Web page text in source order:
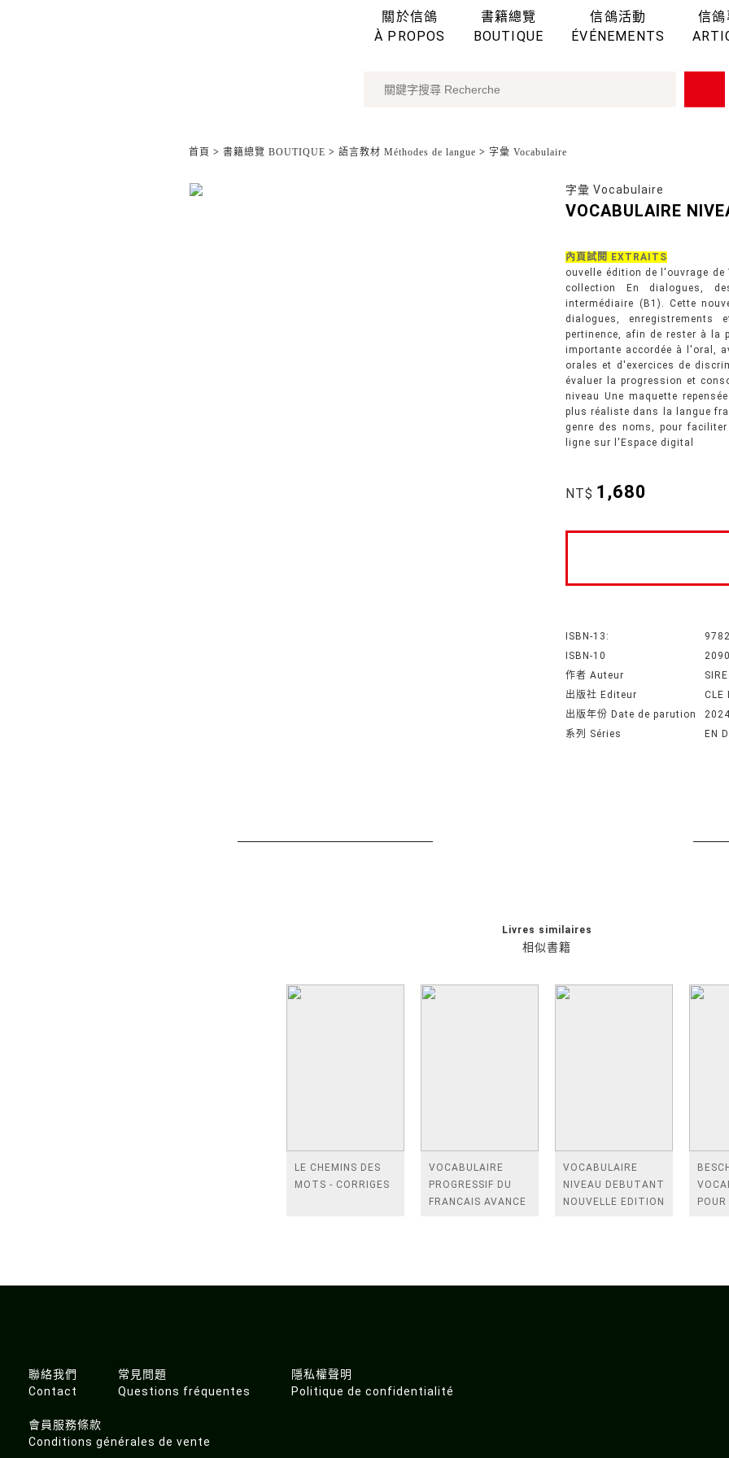
關於信鴿
À PROPOS
書籍總覽
BOUTIQUE
信鴿活動
ÉVÉNEMENTS
信鴿
首頁 > 書籍總覽 BOUTIQUE > 語言教材 Méthodes de langue > 字彙 Vocabulaire
字彙 Vocabulaire
VOCABULAIRE
內頁試閱 EXTRAITS
ouvelle édition de l'ouvrage
collection En dialogues,
intermédiaire (B1). Cette
dialogues, enregistrements
pertinence, afin de rester à la
importante accordée à l'oral,
orales et d'exercices de
évaluer la progression et
niveau Une maquette
plus réaliste dans la langue
genre des noms, pour
ligne sur l'Espace digital
NT$ 1,680
ISBN-13:
ISBN-10
作者 Auteur
出版社 Editeur
CLE
出版年份 Date de parution
系列 Séries
EN
相似書籍
Livres similaires
LE CHEMINS DES
MOTS - CORRIGES
VOCABULAIRE
PROGRESSIF DU
FRANCAIS AVANCE
VOCABULAIRE
NIVEAU DEBUTANT
NOUVELLE EDITION
聯絡我們
Contact
常見問題
Questions fréquentes
隱私權聲明
Politique de confidentialité
會員服務條款
Conditions générales de vente